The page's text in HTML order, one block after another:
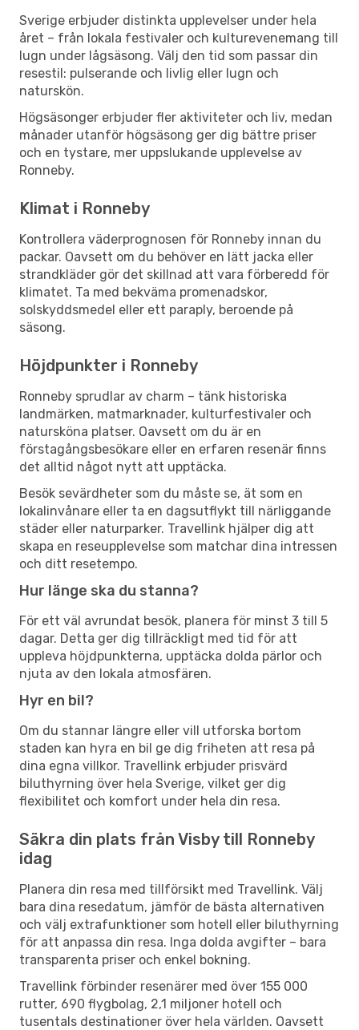
Sverige erbjuder distinkta upplevelser under hela
året – från lokala festivaler och kulturevenemang till
lugn under lågsäsong. Välj den tid som passar din
resestil: pulserande och livlig eller lugn och
naturskön.
Högsäsonger erbjuder fler aktiviteter och liv, medan
månader utanför högsäsong ger dig bättre priser
och en tystare, mer uppslukande upplevelse av
Ronneby.
Klimat i Ronneby
Kontrollera väderprognosen för Ronneby innan du
packar. Oavsett om du behöver en lätt jacka eller
strandkläder gör det skillnad att vara förberedd för
klimatet. Ta med bekväma promenadskor,
solskyddsmedel eller ett paraply, beroende på
säsong.
Höjdpunkter i Ronneby
Ronneby sprudlar av charm – tänk historiska
landmärken, matmarknader, kulturfestivaler och
natursköna platser. Oavsett om du är en
förstagångsbesökare eller en erfaren resenär finns
det alltid något nytt att upptäcka.
Besök sevärdheter som du måste se, ät som en
lokalinvånare eller ta en dagsutflykt till närliggande
städer eller naturparker. Travellink hjälper dig att
skapa en reseupplevelse som matchar dina intressen
och ditt resetempo.
Hur länge ska du stanna?
För ett väl avrundat besök, planera för minst 3 till 5
dagar. Detta ger dig tillräckligt med tid för att
uppleva höjdpunkterna, upptäcka dolda pärlor och
njuta av den lokala atmosfären.
Hyr en bil?
Om du stannar längre eller vill utforska bortom
staden kan hyra en bil ge dig friheten att resa på
dina egna villkor. Travellink erbjuder prisvärd
biluthyrning över hela Sverige, vilket ger dig
flexibilitet och komfort under hela din resa.
Säkra din plats från Visby till Ronneby
idag
Planera din resa med tillförsikt med Travellink. Välj
bara dina resedatum, jämför de bästa alternativen
och välj extrafunktioner som hotell eller biluthyrning
för att anpassa din resa. Inga dolda avgifter – bara
transparenta priser och enkel bokning.
Travellink förbinder resenärer med över 155 000
rutter, 690 flygbolag, 2,1 miljoner hotell och
tusentals destinationer över hela världen. Oavsett